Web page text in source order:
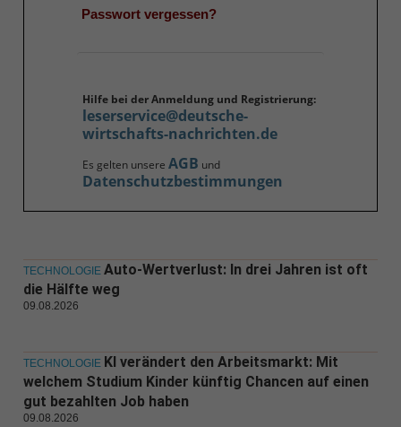
Passwort vergessen?
Hilfe bei der Anmeldung und Registrierung:
leserservice@deutsche-
wirtschafts-nachrichten.de
Es gelten unsere AGB und
Datenschutzbestimmungen
TECHNOLOGIE Auto-Wertverlust: In drei Jahren ist oft
die Hälfte weg
09.08.2026
TECHNOLOGIE KI verändert den Arbeitsmarkt: Mit
welchem Studium Kinder künftig Chancen auf einen
gut bezahlten Job haben
09.08.2026